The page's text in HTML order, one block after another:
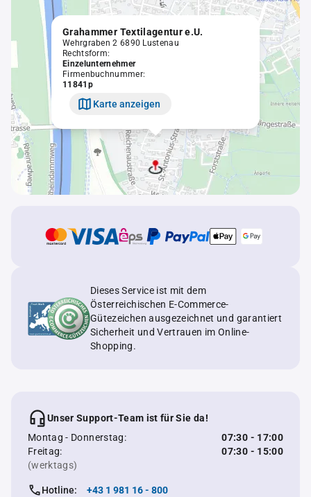
Grahammer Textilagentur e.U.
Wehrgraben 2 6890 Lustenau
Rechtsform:
Einzelunternehmer
Firmenbuchnummer:
11841p
Karte anzeigen
Dieses Service ist mit dem
Österreichischen E-Commerce-
Gütezeichen ausgezeichnet und garantiert
Sicherheit und Vertrauen im Online-
Shopping.
Unser Support-Team ist für Sie da!
Montag - Donnerstag:
07:30 - 17:00
Freitag:
07:30 - 15:00
(werktags)
Hotline: +43 1 981 16 - 800